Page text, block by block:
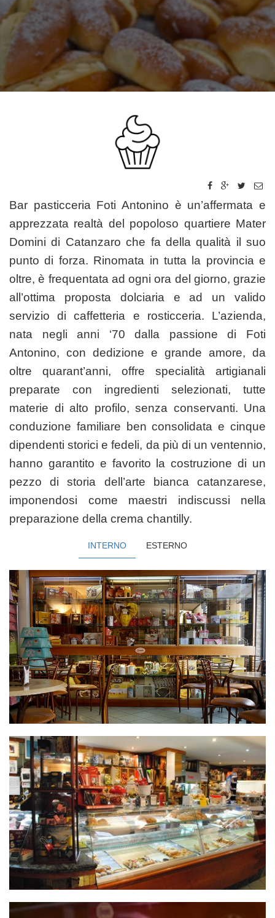
Bar pasticceria Foti Antonino è un’affermata e
apprezzata realtà del popoloso quartiere Mater
Domini di Catanzaro che fa della qualità il suo
punto di forza. Rinomata in tutta la provincia e
oltre, è frequentata ad ogni ora del giorno, grazie
all’ottima proposta dolciaria e ad un valido
servizio di caffetteria e rosticceria. L’azienda,
nata negli anni ‘70 dalla passione di Foti
Antonino, con dedizione e grande amore, da
oltre quarant’anni, offre specialità artigianali
preparate con ingredienti selezionati, tutte
materie di alto profilo, senza conservanti. Una
conduzione familiare ben consolidata e cinque
dipendenti storici e fedeli, da più di un ventennio,
hanno garantito e favorito la costruzione di un
pezzo di storia dell’arte bianca catanzarese,
imponendosi come maestri indiscussi nella
preparazione della crema chantilly.
INTERNO ESTERNO